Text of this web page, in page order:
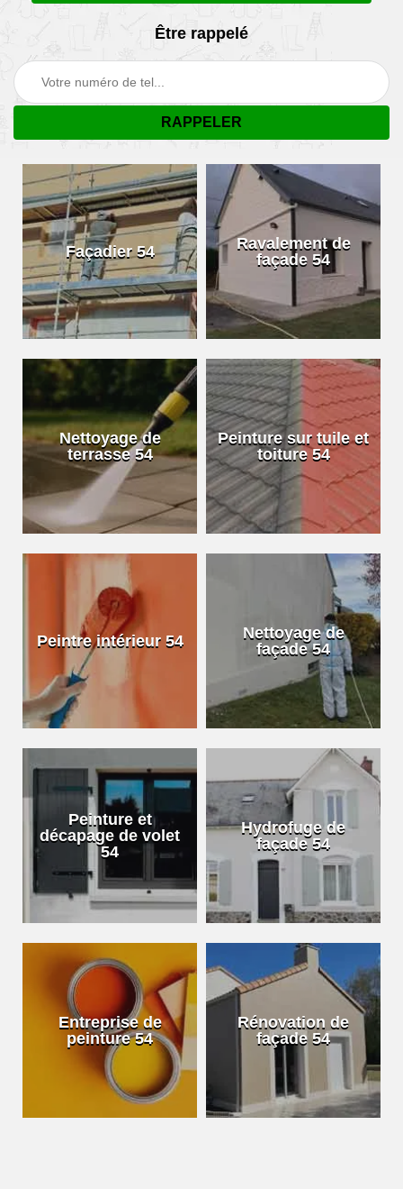
Être rappelé
Façadier 54
Ravalement de
façade 54
Nettoyage de
terrasse 54
Peinture sur tuile et
toiture 54
Peintre intérieur 54
Nettoyage de
façade 54
Peinture et
décapage de volet
54
Hydrofuge de
façade 54
Entreprise de
peinture 54
Rénovation de
façade 54